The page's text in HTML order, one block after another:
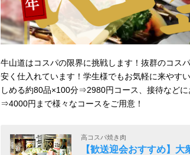
牛山道はコスパの限界に挑戦します！抜群のコス
安く仕入れています！学生様でもお気軽に来や
しめる約80品×100分⇒2980円コース、接待など
⇒4000円まで様々なコースをご用意！
高コスパ焼き肉
【歓送迎会おすすめ】